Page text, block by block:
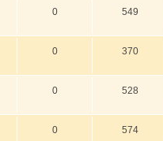
0 549
0 370
0 528
0 574